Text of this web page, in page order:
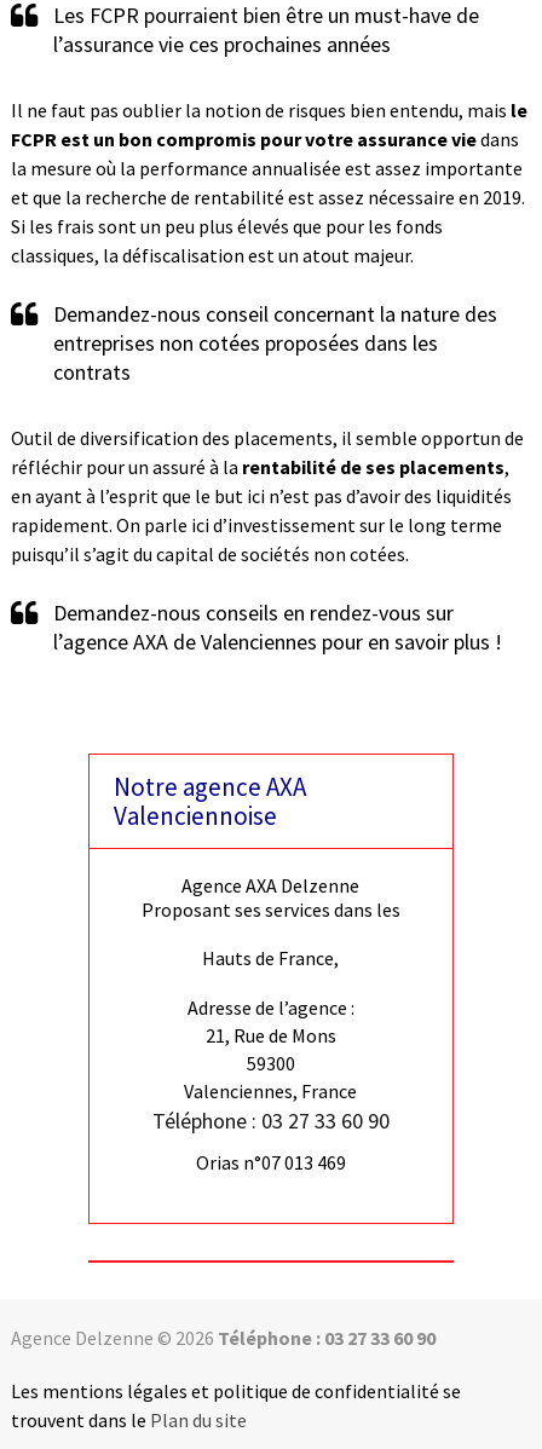
Les FCPR pourraient bien être un must-have de
l’assurance vie ces prochaines années
Il ne faut pas oublier la notion de risques bien entendu, mais le
FCPR est un bon compromis pour votre assurance viedans
la mesure où la performance annualisée est assez importante
et que la recherche de rentabilité est assez nécessaire en 2019.
Si les frais sont un peu plus élevés que pour les fonds
classiques, la défiscalisation est un atout majeur.
Demandez-nous conseil concernant la nature des
entreprises non cotées proposées dans les
contrats
Outil de diversification des placements, il semble opportun de
réfléchir pour un assuré à la rentabilité de ses placements,
en ayant à l’esprit que le but ici n’est pas d’avoir des liquidités
rapidement. On parle ici d’investissement sur le long terme
puisqu’il s’agit du capital de sociétés non cotées.
Demandez-nous conseils en rendez-vous sur
l’agence AXA de Valenciennes pour en savoir plus !
Notre agence AXA
Valenciennoise
Agence AXA Delzenne
Proposant ses services dans les
Hauts de France,
Adresse de l’agence :
21, Rue de Mons
59300
Valenciennes, France
Téléphone : 03 27 33 60 90
Orias n°07 013 469
Agence Delzenne © 2026 Téléphone : 03 27 33 60 90
Les mentions légales et politique de confidentialité se
trouvent dans le Plan du site